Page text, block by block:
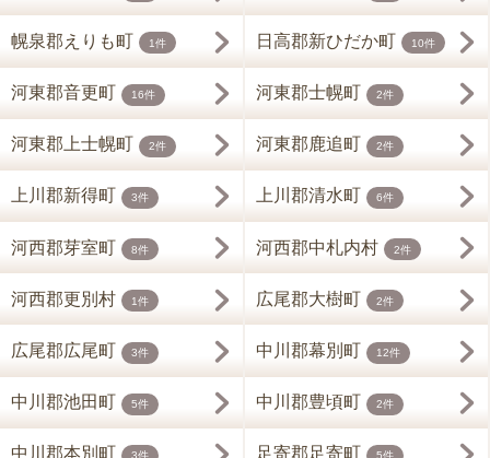
幌泉郡えりも町 1件 日高郡新ひだか町 10件
河東郡音更町 16件 河東郡士幌町 2件
河東郡上士幌町 2件 河東郡鹿追町 2件
上川郡新得町 3件 上川郡清水町 6件
河西郡芽室町 8件 河西郡中札内村 2件
河西郡更別村 1件 広尾郡大樹町 2件
広尾郡広尾町 3件 中川郡幕別町 12件
中川郡池田町 5件 中川郡豊頃町 2件
中川郡本別町 足寄郡足寄町